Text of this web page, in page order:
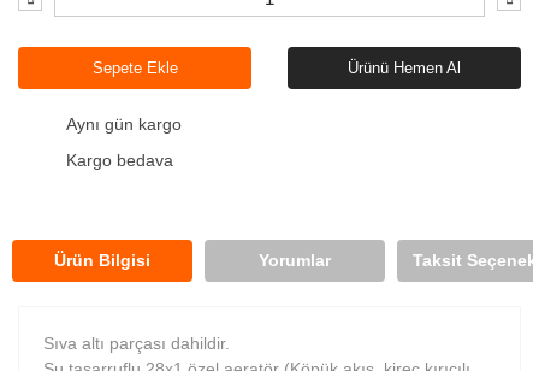
Sepete Ekle Ürünü Hemen Al
Aynı gün kargo
Kargo bedava
Ürün Bilgisi Yorumlar Taksit
Sıva altı parçası dahildir.